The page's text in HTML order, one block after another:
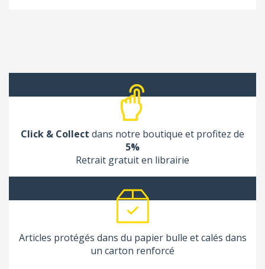
Click & Collect dans notre boutique et profitez de
5%
Retrait gratuit en librairie
Articles protégés dans du papier bulle et calés dans
un carton renforcé